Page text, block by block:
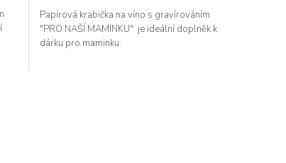
Papírová krabička na víno s gravírováním
"PRO NAŠÍ MAMINKU" je ideální doplněk k
dárku pro maminku.